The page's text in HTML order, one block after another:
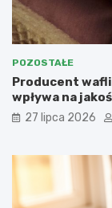
POZOSTAŁE
Producent
wpływa na
27 lipca 2026